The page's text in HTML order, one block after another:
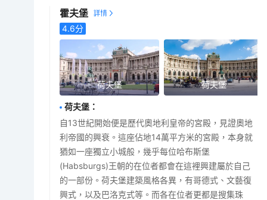
霍夫堡
4.6分
荷夫堡 荷夫堡
荷夫堡 ：
自13世紀開始便是歷代奧地利皇帝的宮殿，見證奧地
利帝國的興衰。這座佔地14萬平方米的宮殿，本身就
猶如一座獨立小城般，幾乎每位哈布斯堡
(Habsburgs)王朝的在位者都會在這裡興建屬於自己
的一部份。荷夫堡建築風格各異，有哥德式、文藝復
興式，以及巴洛克式等。而各在位者更都是搜集珠